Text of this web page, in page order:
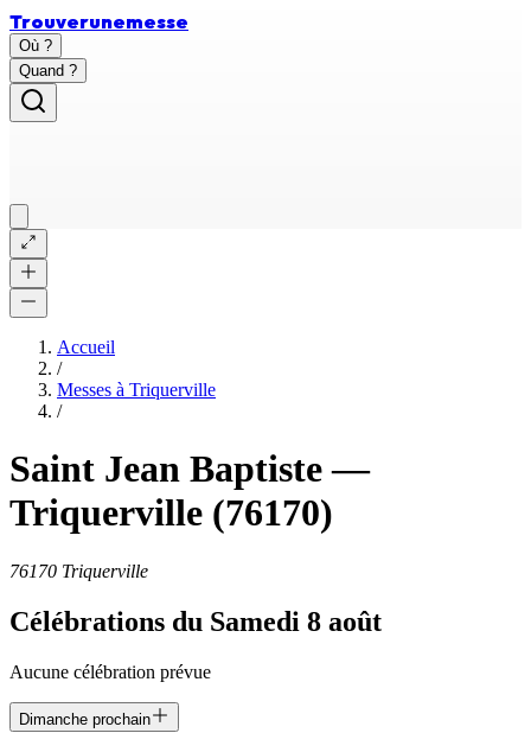
Trouverunemesse
Où ?
Quand ?
Accueil
/
Messes à Triquerville
/
Saint Jean Baptiste—
Triquerville (76170)
76170 Triquerville
Célébrations du Samedi 8 août
Aucune célébration prévue
Dimanche prochain